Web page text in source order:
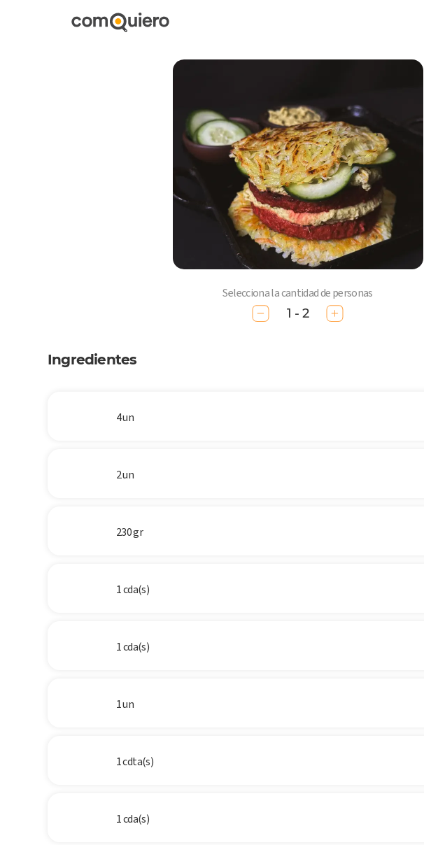
Selecciona la cantidad de personas
1 - 2
Ingredientes
4 un
2 un
230 gr
1 cda(s)
1 cda(s)
1 un
1 cdta(s)
1 cda(s)